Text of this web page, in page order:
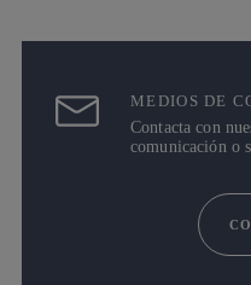
MEDIOS DE
Contacta con
comunicación o